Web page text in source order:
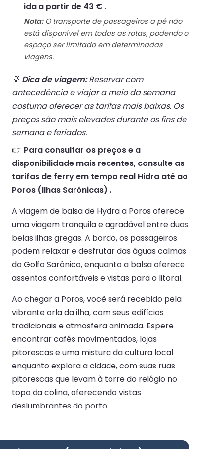
ida a partir de 43 € .
Nota:O transporte de passageiros a pé não
está disponível em todas as rotas, podendo o
espaço ser limitado em determinadas
viagens.
💡 Dica de viagem:Reservar com
antecedência e viajar a meio da semana
costuma oferecer as tarifas mais baixas. Os
preços são mais elevados durante os fins de
semana e feriados.
👉 Para consultar os preços e a
disponibilidade mais recentes, consulte as
tarifas de ferry em tempo real Hidra até ao
Poros (Ilhas Sarônicas) .
A viagem de balsa de Hydra a Poros oferece
uma viagem tranquila e agradável entre duas
belas ilhas gregas. A bordo, os passageiros
podem relaxar e desfrutar das águas calmas
do Golfo Sarônico, enquanto a balsa oferece
assentos confortáveis e vistas para o litoral.
Ao chegar a Poros, você será recebido pela
vibrante orla da ilha, com seus edifícios
tradicionais e atmosfera animada. Espere
encontrar cafés movimentados, lojas
pitorescas e uma mistura da cultura local
enquanto explora a cidade, com suas ruas
pitorescas que levam à torre do relógio no
topo da colina, oferecendo vistas
deslumbrantes do porto.